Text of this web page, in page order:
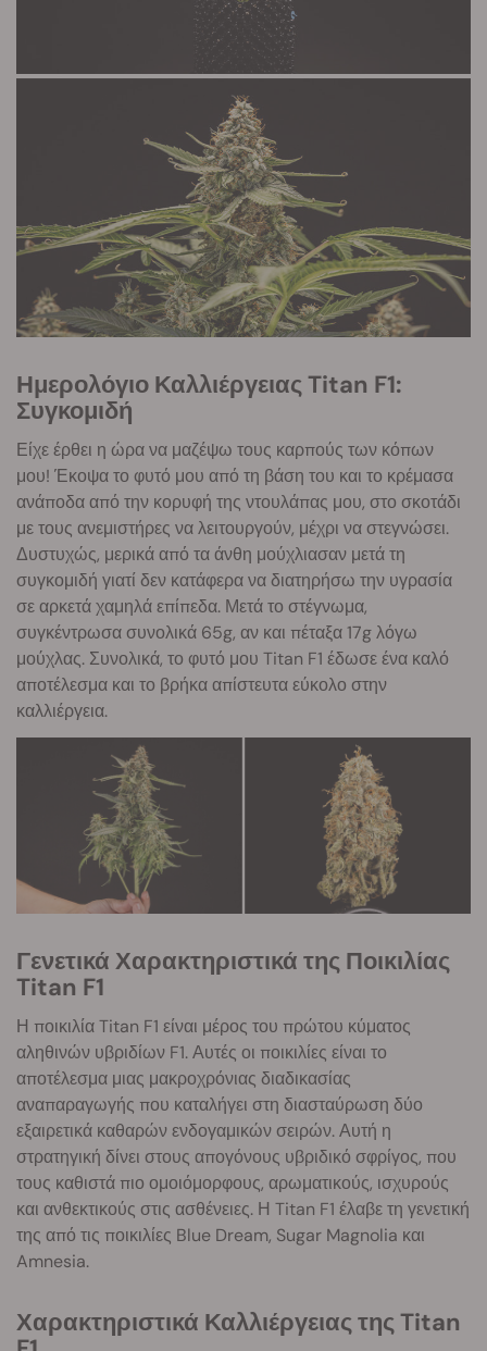
Ημερολόγιο Καλλιέργειας Titan F1:
Συγκομιδή
Είχε έρθει η ώρα να μαζέψω τους καρπούς των κόπων
μου! Έκοψα το φυτό μου από τη βάση του και το κρέμασα
ανάποδα από την κορυφή της ντουλάπας μου, στο σκοτάδι
με τους ανεμιστήρες να λειτουργούν, μέχρι να στεγνώσει.
Δυστυχώς, μερικά από τα άνθη μούχλιασαν μετά τη
συγκομιδή γιατί δεν κατάφερα να διατηρήσω την υγρασία
σε αρκετά χαμηλά επίπεδα. Μετά το στέγνωμα,
συγκέντρωσα συνολικά 65g, αν και πέταξα 17g λόγω
μούχλας. Συνολικά, το φυτό μου Titan F1 έδωσε ένα καλό
αποτέλεσμα και το βρήκα απίστευτα εύκολο στην
καλλιέργεια.
Γενετικά Χαρακτηριστικά της Ποικιλίας
Titan F1
Η ποικιλία Titan F1 είναι μέρος του πρώτου κύματος
αληθινών υβριδίων F1. Αυτές οι ποικιλίες είναι το
αποτέλεσμα μιας μακροχρόνιας διαδικασίας
αναπαραγωγής που καταλήγει στη διασταύρωση δύο
εξαιρετικά καθαρών ενδογαμικών σειρών. Αυτή η
στρατηγική δίνει στους απογόνους υβριδικό σφρίγος, που
τους καθιστά πιο ομοιόμορφους, αρωματικούς, ισχυρούς
και ανθεκτικούς στις ασθένειες. Η Titan F1 έλαβε τη γενετική
της από τις ποικιλίες Blue Dream, Sugar Magnolia και
Amnesia.
Χαρακτηριστικά Καλλιέργειας της Titan